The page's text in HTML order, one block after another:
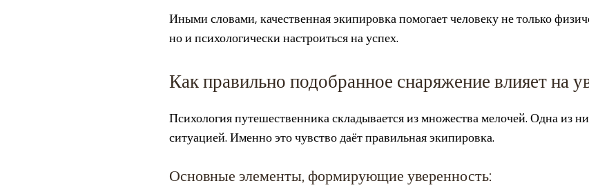
Иными словами, качественная экипировка помогает человеку не только
но и психологически настроиться на успех.
Как правильно подобранное снаряжение влияет на
Психология путешественника складывается из множества мелочей. Одна из
ситуацией. Именно это чувство даёт правильная экипировка.
Основные элементы, формирующие уверенность: